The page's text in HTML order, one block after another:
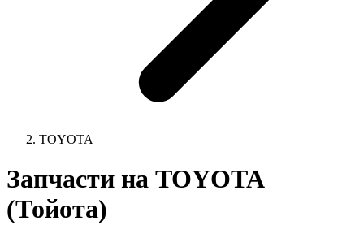
TOYOTA
Запчасти на TOYOTA
(Тойота)